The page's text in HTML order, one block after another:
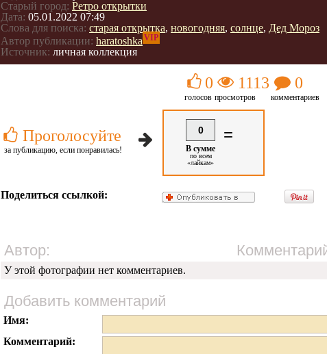
Старый город: Ретро открытки
Дата: 05.01.2022 07:49
Слова для поиска: старая открытка, новогодняя, солнце, Дед Мороз
Автор публикации: haratoshka VIP
Источник: личная коллекция
Проголосуйте
за публикацию, если понравилась!
0
голосов
1113
просмотров
0
комментариев
0
В сумме
по всем
«лайкам»
=
Поделиться ссылкой:
Автор:
У этой фотографии нет комментариев.
Добавить комментарий
Имя:
Комментарий: